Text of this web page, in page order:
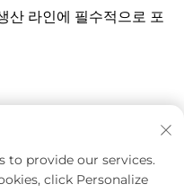
산 라인에 필수적으로 포
만천진 장치오 동 량유로
to provide our services.
click Personalize